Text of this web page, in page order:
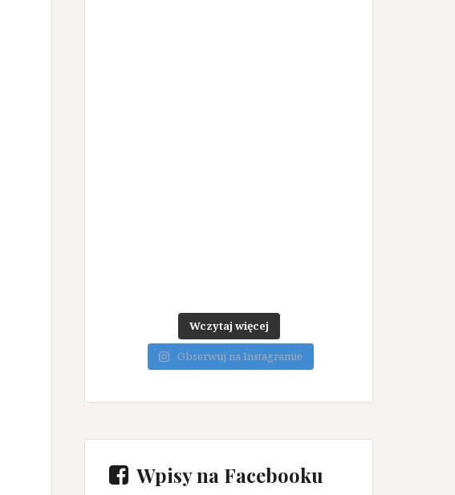
Wczytaj więcej
Obserwuj na Instagramie
Wpisy na Facebooku